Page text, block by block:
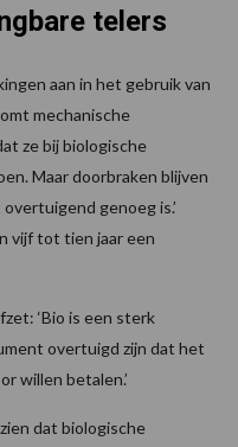
telers
aan in het gebruik van
mechanische
ze bij biologische
Maar doorbraken blijven
genoeg is.’
vijf tot tien jaar een
‘Bio is een sterk
overtuigd zijn dat het
willen betalen.’
dat biologische